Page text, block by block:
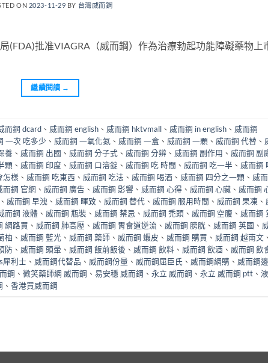
ON 2023-11-29 BY 台灣威而鋼
(FDA)批准VIAGRA（威而鋼）作為治療勃起功能障礙藥物上
繼續閱讀 →
而鋼 dcard 、 威而鋼 english 、 威而鋼 hktvmall 、 威而鋼 in english 、 威而鋼
一次 吃多少 、 威而鋼 一氧化氮 、 威而鋼 一盒 、 威而鋼 一顆 、 威而鋼 代替 、
養 、 威而鋼 出國 、 威而鋼 分子式 、 威而鋼 分辨 、 威而鋼 副作用 、 威而鋼 副
顆 、 威而鋼 印度 、 威而鋼 口溶錠 、 威而鋼 吃 時間 、 威而鋼 吃一半 、 威而鋼
怎樣 、 威而鋼 吃東西 、 威而鋼 吃法 、 威而鋼 喝酒 、 威而鋼 四分之一顆 、 威
而鋼 官網 、 威而鋼 廣告 、 威而鋼 影響 、 威而鋼 心得 、 威而鋼 心臟 、 威而鋼
、 威而鋼 早洩 、 威而鋼 暉致 、 威而鋼 替代 、 威而鋼 服用時間 、 威而鋼 果凍 、
而鋼 液體 、 威而鋼 瓶裝 、 威而鋼 禁忌 、 威而鋼 禿頭 、 威而鋼 空腹 、 威而鋼
網路買 、 威而鋼 肺高壓 、 威而鋼 胃食道逆流 、 威而鋼 膀胱 、 威而鋼 英國 、
柚 、 威而鋼 藍光 、 威而鋼 藥師 、 威而鋼 蝦皮 、 威而鋼 購買 、 威而鋼 越南文
防 、 威而鋼 頭暈 、 威而鋼 飯前飯後 、 威而鋼 飲料 、 威而鋼 飲酒 、 威而鋼 飲
犀利士 、 威而鋼代替品 、 威而鋼份量 、 威而鋼屈臣氏 、 威而鋼網購 、 威而鋼
鋼 、 微笑藥師網 威而鋼 、 易安穩 威而鋼 、 永立 威而鋼 、 永立 威而鋼 ptt 、
、 香港買威而鋼